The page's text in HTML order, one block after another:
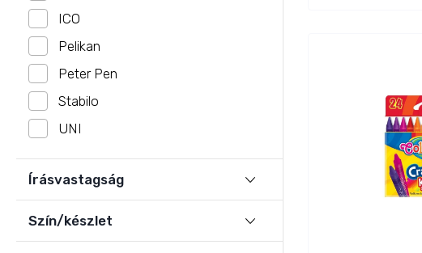
ICO
Pelikan
Peter Pen
Stabilo
UNI
Írásvastagság
Szín/készlet